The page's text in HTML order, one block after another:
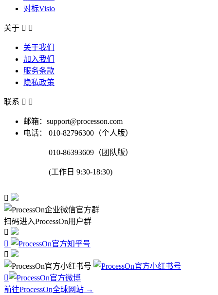
对标Visio
关于  
关于我们
加入我们
服务条款
隐私政策
联系  
邮箱：support@processon.com
电话：
010-82796300（个人版）
010-86393609（团队版）
(工作日 9:30-18:30)

扫码进入ProcessOn用户群




前往ProcessOn全球网站 →